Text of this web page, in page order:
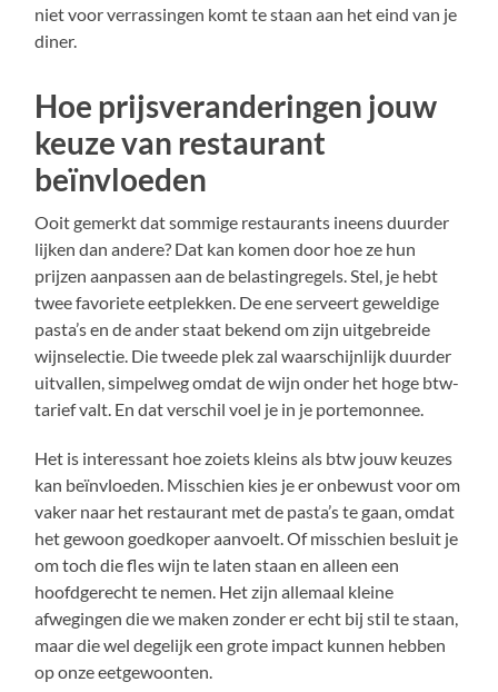
niet voor verrassingen komt te staan aan het eind van je
diner.
Hoe prijsveranderingen jouw
keuze van restaurant
beïnvloeden
Ooit gemerkt dat sommige restaurants ineens duurder
lijken dan andere? Dat kan komen door hoe ze hun
prijzen aanpassen aan de belastingregels. Stel, je hebt
twee favoriete eetplekken. De ene serveert geweldige
pasta’s en de ander staat bekend om zijn uitgebreide
wijnselectie. Die tweede plek zal waarschijnlijk duurder
uitvallen, simpelweg omdat de wijn onder het hoge btw-
tarief valt. En dat verschil voel je in je portemonnee.
Het is interessant hoe zoiets kleins als btw jouw keuzes
kan beïnvloeden. Misschien kies je er onbewust voor om
vaker naar het restaurant met de pasta’s te gaan, omdat
het gewoon goedkoper aanvoelt. Of misschien besluit je
om toch die fles wijn te laten staan en alleen een
hoofdgerecht te nemen. Het zijn allemaal kleine
afwegingen die we maken zonder er echt bij stil te staan,
maar die wel degelijk een grote impact kunnen hebben
op onze eetgewoonten.